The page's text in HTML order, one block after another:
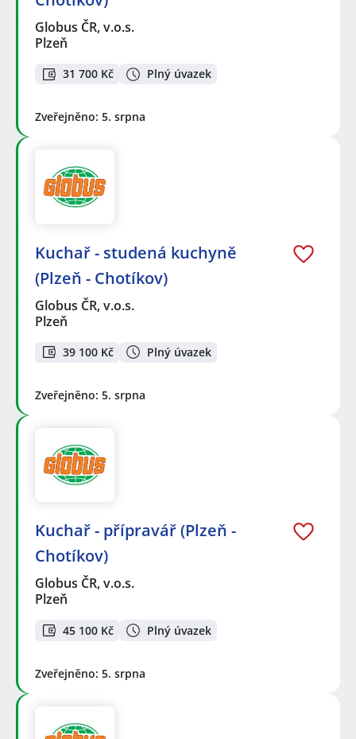
Globus ČR, v.o.s.
Plzeň
31 700 Kč Plný úvazek
Zveřejněno: 5. srpna
Kuchař - studená kuchyně
(Plzeň - Chotíkov)
Globus ČR, v.o.s.
Plzeň
39 100 Kč Plný úvazek
Zveřejněno: 5. srpna
Kuchař - přípravář (Plzeň -
Chotíkov)
Globus ČR, v.o.s.
Plzeň
45 100 Kč Plný úvazek
Zveřejněno: 5. srpna